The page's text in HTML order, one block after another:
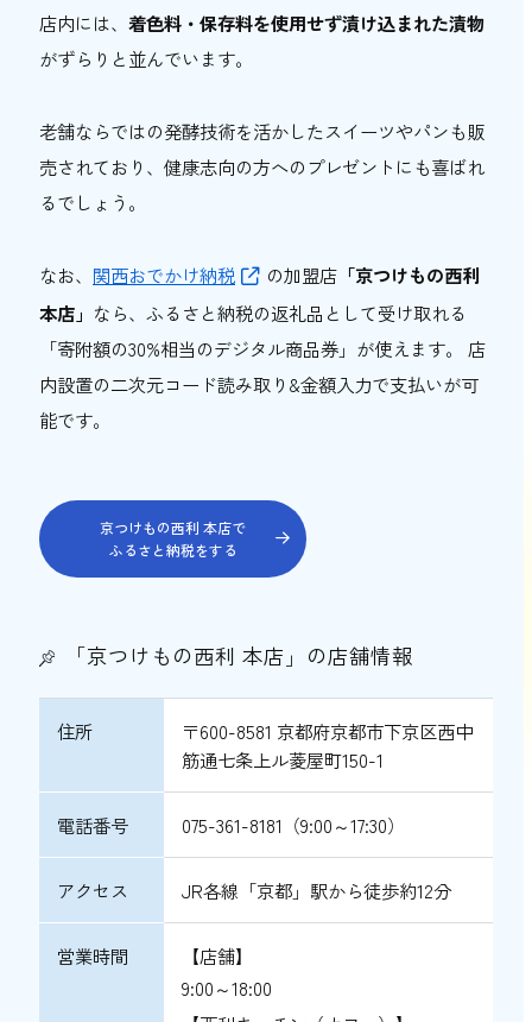
店内には、 着色料・保存料を使用せず漬け込まれた漬物
がずらりと並んでいます。
老舗ならではの発酵技術を活かしたスイーツやパンも販
売されており、健康志向の方へのプレゼントにも喜ばれ
るでしょう。
なお、 関西おでかけ納税 の加盟店「京つけもの西利
本店」 なら、ふるさと納税の返礼品として受け取れる
「寄附額の30%相当のデジタル商品券」が使えます。 店
内設置の二次元コード読み取り&金額入力で支払いが可
能です。
京つけもの西利 本店で
ふるさと納税をする
「京つけもの西利 本店」の店舗情報
住所
〒600-8581 京都府京都市下京区西中
筋通七条上ル菱屋町150-1
電話番号 075-361-8181（9:00～17:30）
アクセス JR各線「京都」駅から徒歩約12分
営業時間
【店舗】
9:00～18:00